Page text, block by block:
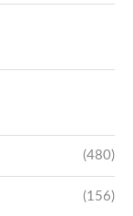
(480)
(156)